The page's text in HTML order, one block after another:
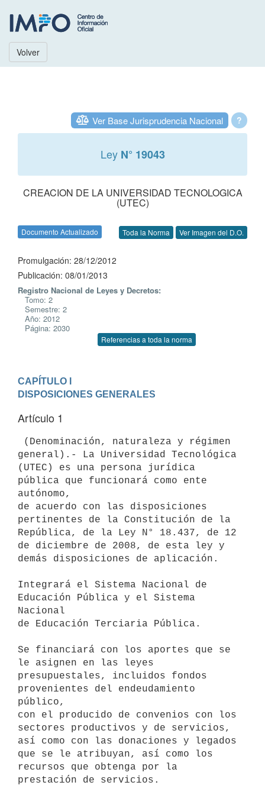
Volver
?
Ver Base Jurisprudencia Nacional
Ley N° 19043
CREACION DE LA UNIVERSIDAD TECNOLOGICA
(UTEC)
Documento Actualizado Toda la Norma Ver Imagen del D.O.
Promulgación: 28/12/2012
Publicación: 08/01/2013
Registro Nacional de Leyes y Decretos:
Tomo: 2
Semestre: 2
Año: 2012
Página: 2030
Referencias a toda la norma
CAPÍTULO I
DISPOSICIONES GENERALES
Artículo 1
general).- La Universidad Tecnológica
(UTEC) es una persona jurídica
pública que funcionará como ente
autónomo,
de acuerdo con las disposiciones
pertinentes de la Constitución de la
República, de la Ley N° 18.437, de 12
de diciembre de 2008, de esta ley y
demás disposiciones de aplicación.
Integrará el Sistema Nacional de
Educación Pública y el Sistema
Nacional
de Educación Terciaria Pública.
Se financiará con los aportes que se
le asignen en las leyes
presupuestales, incluidos fondos
provenientes del endeudamiento
público,
con el producido de convenios con los
sectores productivos y de servicios,
así como con las donaciones y legados
que se le atribuyan, así como los
recursos que obtenga por la
prestación de servicios.